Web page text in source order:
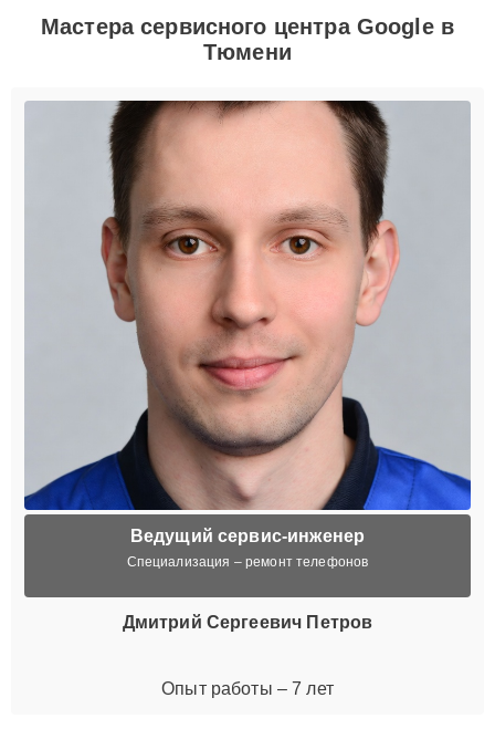
Мастера сервисного центра Google в
Тюмени
Ведущий сервис-инженер
Специализация – ремонт телефонов
Дмитрий Сергеевич Петров
Опыт работы – 7 лет